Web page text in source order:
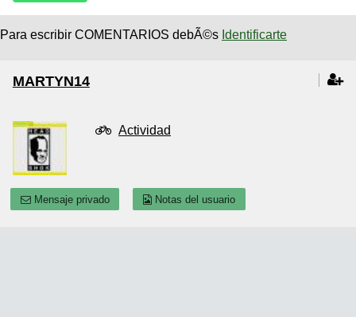
Para escribir COMENTARIOS debÃ©s Identificarte
MARTYN14
Actividad
Mensaje privado Notas del usuario